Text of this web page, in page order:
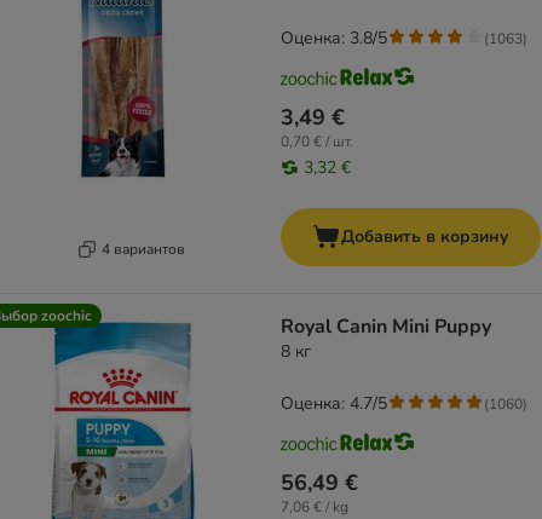
4 вариантов
3,49 €
0,70 € / шт.
3,32 €
Оценка: 3.8/5 (1063)
Добавить в корзину
zoochic Royal Canin Mini Puppy
8 кг
56,49 €
7,06 € / kg
Оценка: 4.7/5 (1060)